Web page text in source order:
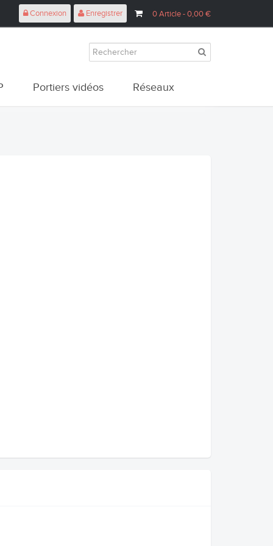
0Article- 0,00 €
Connexion Enregistrer
Portiers vidéos Réseaux